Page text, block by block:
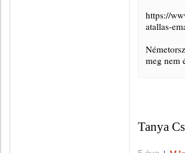
https://
atallas-
meg nem
Tanya